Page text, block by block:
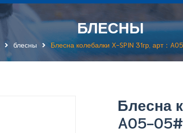
БЛЕСНЫ
блесны Блесна колебалки X-SPIN 31гр, арт：
Блесна
A05-